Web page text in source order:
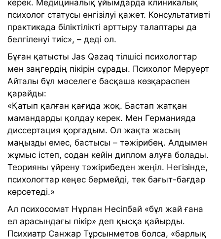
керек. Медициналық ұйымдарда клиникалық
психолог статусы енгізілуі қажет. Консультативті
практикада біліктілікті арттыру талаптары да
белгіленуі тиіс», – деді ол.
Бұған қатысты Jas Qazaq тілшісі психологтар
мен заңгердің пікірін сұрады. Психолог Меруерт
Айталы бұл мәселеге басқаша көзқараспен
қарайды:
«Қатып қалған қағида жоқ. Бастап жатқан
мамандарды қолдау керек. Мен Германияда
диссертация қорғадым. Ол жақта жасың
маңызды емес, бастысы – тәжірибең. Алдымен
жұмыс істеп, содан кейін диплом алуға болады.
Теорияны үйрену тәжірибеден жеңіл. Негізінде,
психологтар кеңес бермейді, тек бағыт-бағдар
көрсетеді.»
Ал психосомат Нұрлан Несіпбай «бұл жай ғана
ел арасындағы пікір» деп қысқа қайырды.
Психиатр Санжар Тұрсынметов болса, «барлық